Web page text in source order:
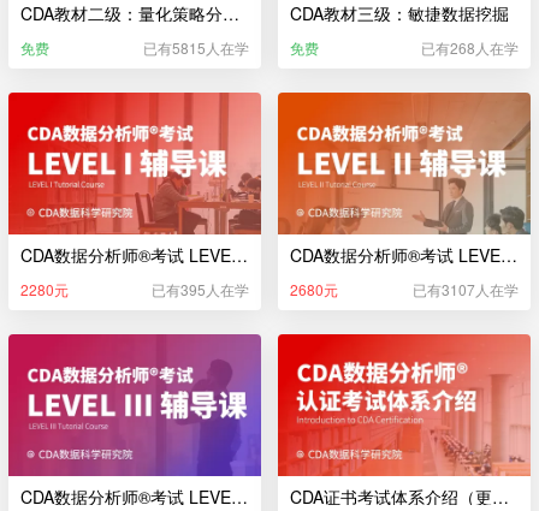
CDA教材二级：量化策略分析（2025）
免费 已有5815人在学
CDA教材三级：敏捷数据挖掘
免费 已有268人在学
CDA数据分析师®考试 LEVEL I 辅导课（新版）
2280元 已有395人在学
CDA数据分析师®考试 LEVEL II 辅导课（新版）
2680元 已有3107人在学
CDA数据分析师®考试 LEVEL III 辅导课（新版） CDA证书考试体系介绍（更新于2025年5月22日）